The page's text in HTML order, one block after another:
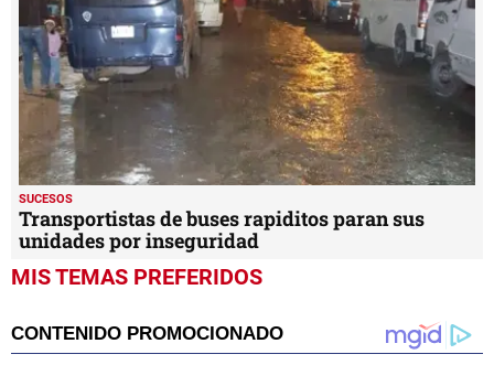
SUCESOS
Transportistas de buses rapiditos paran sus
unidades por inseguridad
MIS TEMAS PREFERIDOS